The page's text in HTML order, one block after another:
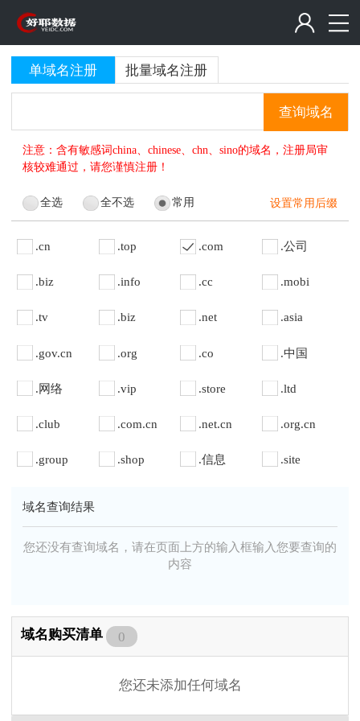
单域名注册 批量域名注册
查询域名
注意：含有敏感词china、chinese、chn、sino的域名，注册局审
核较难通过，请您谨慎注册！
全选 全不选 常用 设置常用后缀
.cn .top .com .公司
.biz .info .cc .mobi
.tv .biz .net .asia
.gov.cn .org .co .中国
.网络 .vip .store .ltd
.club .com.cn .net.cn .org.cn
.group .shop .信息 .site
域名查询结果
您还没有查询域名，请在页面上方的输入框输入您要查询的
内容
域名购买清单 0
您还未添加任何域名